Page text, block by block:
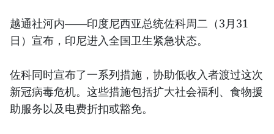
越通社河内——印度尼西亚总统佐科周二（3月31
日）宣布，印尼进入全国卫生紧急状态。
佐科同时宣布了一系列措施，协助低收入者渡过这次
新冠病毒危机。这些措施包括扩大社会福利、食物援
助服务以及电费折扣或豁免。